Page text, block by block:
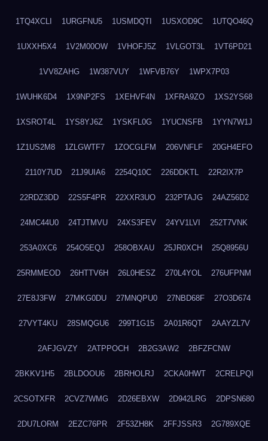
1TQ4XCLI 1URGFNU5 1USMDQTI 1USXOD9C 1UTQO46Q
1UXXH5X4 1V2M00OW 1VHOFJ5Z 1VLGOT3L 1VT6PD21
1VV8ZAHG 1W387VUY 1WFVB76Y 1WPX7P03
1WUHK6D4 1X9NP2FS 1XEHVF4N 1XFRA9ZO 1XS2YS68
1XSROT4L 1YS8YJ6Z 1YSKFL0G 1YUCNSFB 1YYN7W1J
1Z1US2M8 1ZLGWTF7 1ZOCGLFM 206VNFLF 20GH4EFO
2110Y7UD 21J9UIA6 2254Q10C 226DDKTL 22R2IX7P
22RDZ3DD 22S5F4PR 22XXR3UO 232PTAJG 24AZ56D2
24MC44U0 24TJTMVU 24XS3FEV 24YV1LVI 252T7VNK
253A0XC6 254O5EQJ 258OBXAU 25JR0XCH 25Q8956U
25RMMEOD 26HTTV6H 26L0HESZ 270L4YOL 276UFPNM
27E8J3FW 27MKG0DU 27MNQPU0 27NBD68F 27O3D674
27VYT4KU 28SMQGU6 299T1G15 2A01R6QT 2AAYZL7V
2AFJGVZY 2ATPPOCH 2B2G3AW2 2BFZFCNW
2BKKV1H5 2BLDOOU6 2BRHOLRJ 2CKA0HWT 2CRELPQI
2CSOTXFR 2CVZ7WMG 2D26EBXW 2D942LRG 2DPSN680
2DU7LORM 2EZC76PR 2F53ZH8K 2FFJSSR3 2G789XQE